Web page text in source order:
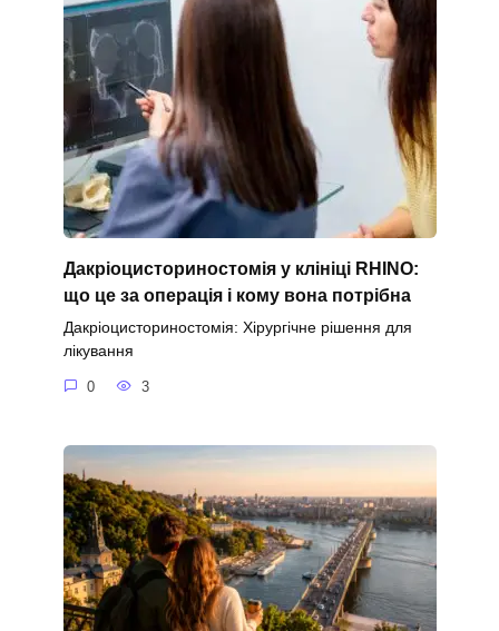
Дакріоцисториностомія у клініці RHINO:
що це за операція і кому вона потрібна
Дакріоцисториностомія: Хірургічне рішення для
лікування
0 3